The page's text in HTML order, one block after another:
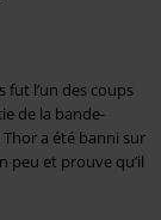
fut l’un des coups
de la bande-
a été banni sur
peu et prouve qu’il